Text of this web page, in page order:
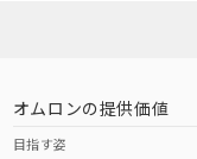
オムロンの提供価値
目指す姿